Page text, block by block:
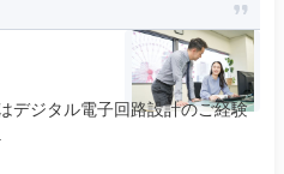
デジタル電子回路設計のご経験